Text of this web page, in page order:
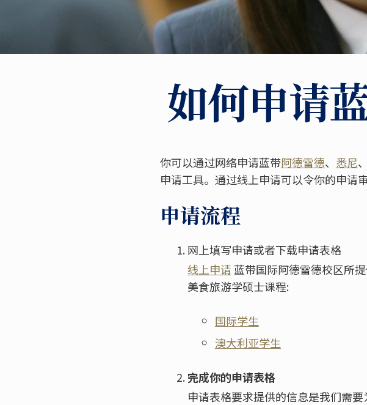
如何申请
你可以通过网络申请蓝带阿德雷德、 悉尼、
申请工具。通过线上申请可以令你的申请
申请流程
网上填写申请或者下载申请表格
线上申请蓝带国际阿德雷德校区所
美食旅游学硕士课程:
国际学生
澳大利亚学生
完成你的申请表格
申请表格要求提供的信息是我们需